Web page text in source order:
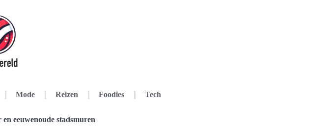
Mode Reizen Foodies Tech
eeuwenoude stadsmuren